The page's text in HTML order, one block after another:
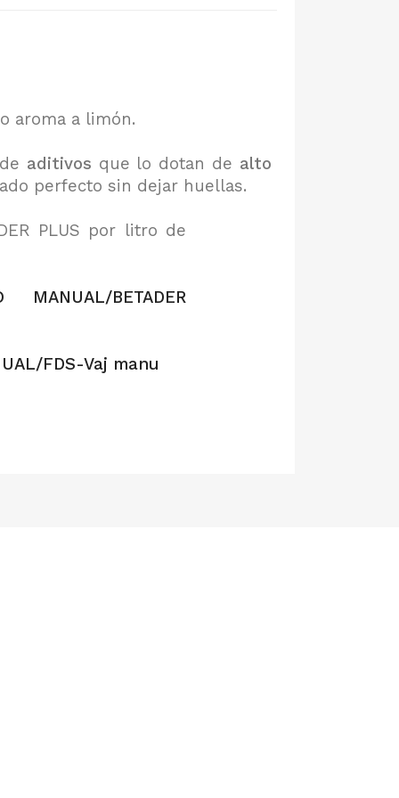
aroma a limón.
aditivos que lo dotan de alto
perfecto sin dejar huellas.
PLUS por litro de
MANUAL/BETADER
FDS-Vaj manu